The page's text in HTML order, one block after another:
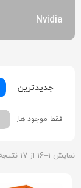
Nvidia
جدیدترین
فقط موجود ها:
نمایش 1–16 از 17 نتیجه